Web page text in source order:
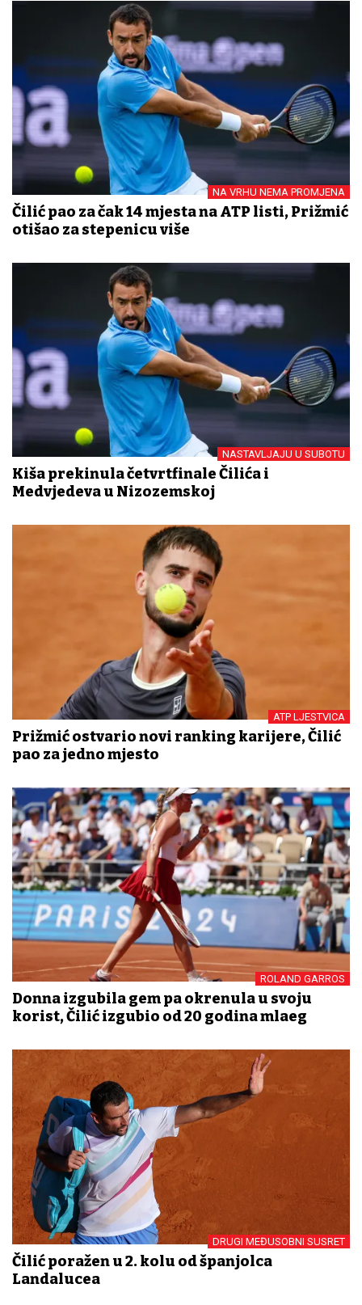
NA VRHU NEMA PROMJENA
Čilić pao za čak 14 mjesta na ATP listi, Prižmić
otišao za stepenicu više
NASTAVLJAJU U SUBOTU
Kiša prekinula četvrtfinale Čilića i
Medvjedeva u Nizozemskoj
ATP LJESTVICA
Prižmić ostvario novi ranking karijere, Čilić
pao za jedno mjesto
ROLAND GARROS
Donna izgubila gem pa okrenula u svoju
korist, Čilić izgubio od 20 godina mlađeg
DRUGI MEĐUSOBNI SUSRET
Čilić poražen u 2. kolu od španjolca
Landalucea